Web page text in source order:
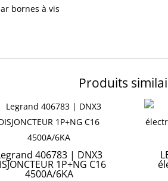
bornes à vis
Produits
406783 | DNX3
1P+NG C16
4500A/6KA